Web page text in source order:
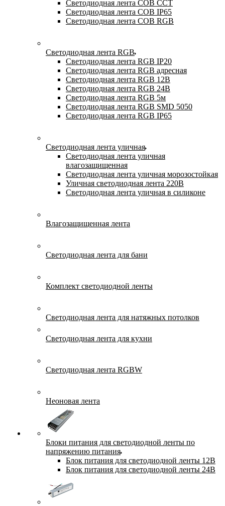
Светодиодная лента COB CCT
Светодиодная лента COB IP65
Светодиодная лента COB RGB
Светодиодная лента RGB
Светодиодная лента RGB IP20
Светодиодная лента RGB адресная
Светодиодная лента RGB 12В
Светодиодная лента RGB 24В
Светодиодная лента RGB 5м
Светодиодная лента RGB SMD 5050
Светодиодная лента RGB IP65
Светодиодная лента уличная
Светодиодная лента уличная
влагозащищенная
Светодиодная лента уличная морозостойкая
Уличная светодиодная лента 220В
Светодиодная лента уличная в силиконе
Влагозащищенная лента
Светодиодная лента для бани
Комплект светодиодной ленты
Светодиодная лента для натяжных потолков
Светодиодная лента для кухни
Светодиодная лента RGBW
Неоновая лента
Блоки питания для светодиодной ленты по
напряжению питания
Блок питания для светодиодной ленты 12В
Блок питания для светодиодной ленты 24В